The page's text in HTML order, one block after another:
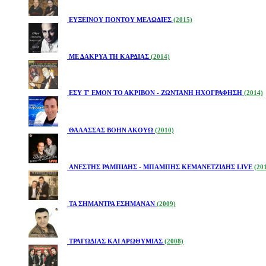
ΕΥΞΕΙΝΟΥ ΠΟΝΤΟΥ ΜΕΛΩΔΙΕΣ (2015)
ΜΕ ΔΑΚΡΥΑ ΤΗ ΚΑΡΔΙΑΣ (2014)
ΕΣΥ Τ' ΕΜΟΝ ΤΟ ΑΚΡΙΒΟΝ - ΖΩΝΤΑΝΗ ΗΧΟΓΡΑΦΗΣΗ (2014)
ΘΑΛΑΣΣΑΣ ΒΟΗΝ ΑΚΟΥΩ (2010)
ΑΝΕΣΤΗΣ ΡΑΜΠΙΔΗΣ - ΜΠΑΜΠΗΣ ΚΕΜΑΝΕΤΖΙΔΗΣ LIVE
ΤΑ ΣΗΜΑΝΤΡΑ ΕΣΗΜΑΝΑΝ (2009)
ΤΡΑΓΩΔΙΑΣ ΚΑΙ ΑΡΩΘΥΜΙΑΣ (2008)